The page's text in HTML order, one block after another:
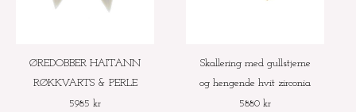
ØREDOBBER HAITANN
RØKKVARTS & PERLE
5985 kr
Skallering med gullstjerne
og hengende hvit zirconia
5880 kr